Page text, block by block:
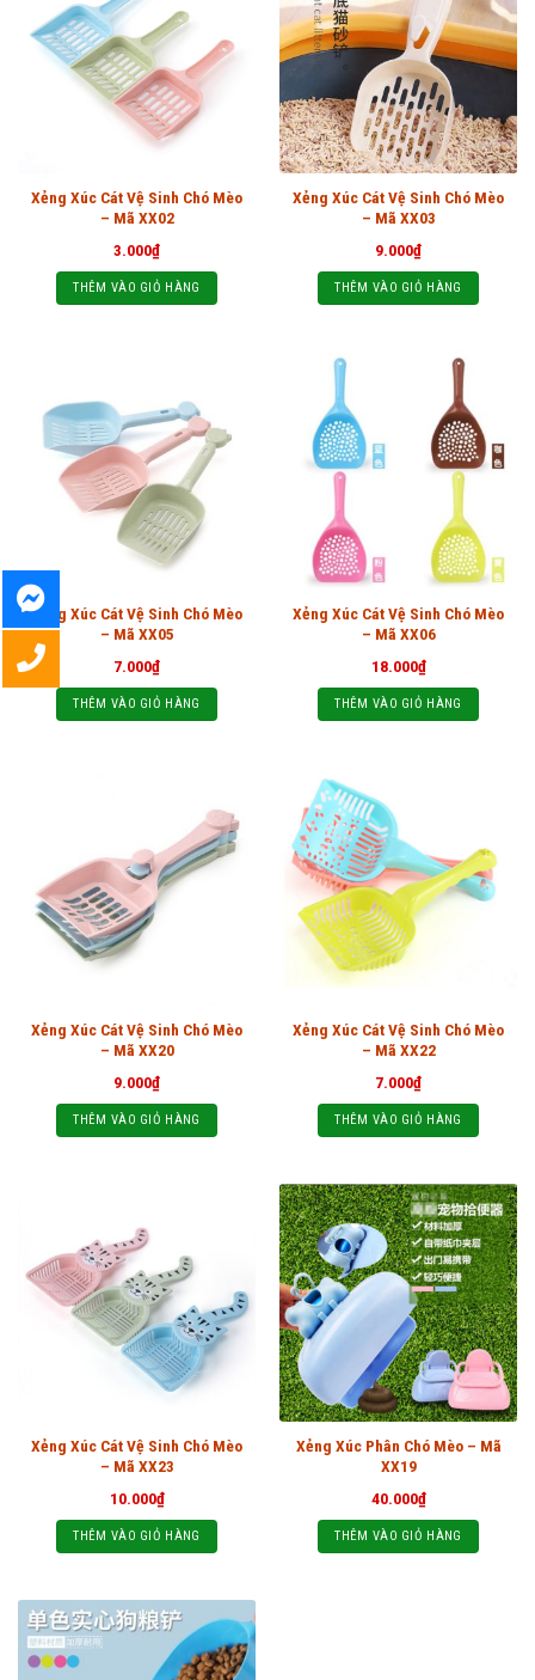
Xẻng Xúc Cát Vệ Sinh Chó Mèo
– Mã XX02
3.000₫
THÊM VÀO GIỎ HÀNG
Xẻng Xúc Cát Vệ Sinh Chó Mèo
– Mã XX03
9.000₫
THÊM VÀO GIỎ HÀNG
Xẻng Xúc Cát Vệ Sinh Chó Mèo
– Mã XX05
7.000₫
THÊM VÀO GIỎ HÀNG
Xẻng Xúc Cát Vệ Sinh Chó Mèo
– Mã XX06
18.000₫
THÊM VÀO GIỎ HÀNG
Xẻng Xúc Cát Vệ Sinh Chó Mèo
– Mã XX20
9.000₫
THÊM VÀO GIỎ HÀNG
Xẻng Xúc Cát Vệ Sinh Chó Mèo
– Mã XX22
7.000₫
THÊM VÀO GIỎ HÀNG
Xẻng Xúc Cát Vệ Sinh Chó Mèo
– Mã XX23
10.000₫
THÊM VÀO GIỎ HÀNG
Xẻng Xúc Phân Chó Mèo – Mã
XX19
40.000₫
THÊM VÀO GIỎ HÀNG